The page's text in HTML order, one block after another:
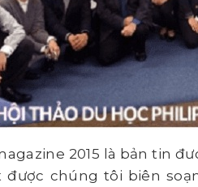
2015 là bản tin
được chúng tôi biên